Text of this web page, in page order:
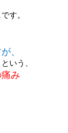
す。
、
という、
み